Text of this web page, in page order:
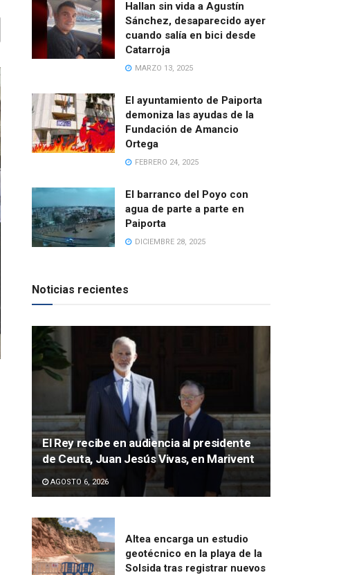
Hallan sin vida a Agustín
Sánchez, desaparecido ayer
cuando salía en bici desde
Catarroja
MARZO 13, 2025
El ayuntamiento de Paiporta
demoniza las ayudas de la
Fundación de Amancio
Ortega
FEBRERO 24, 2025
El barranco del Poyo con
agua de parte a parte en
Paiporta
DICIEMBRE 28, 2025
Noticias recientes
El Rey recibe en audiencia al presidente
de Ceuta, Juan Jesús Vivas, en Marivent
AGOSTO 6, 2026
Altea encarga un estudio
geotécnico en la playa de la
Solsida tras registrar nuevos